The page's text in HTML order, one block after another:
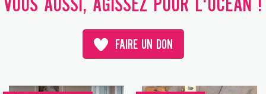
VOUS AUSSI, AGISSEZ POUR L'OCÉAN !
FAIRE UN DON